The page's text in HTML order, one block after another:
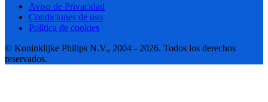
Aviso de Privacidad
Condiciones de uso
Política de cookies
© Koninklijke Philips N.V., 2004 - 2026. Todos los derechos
reservados.